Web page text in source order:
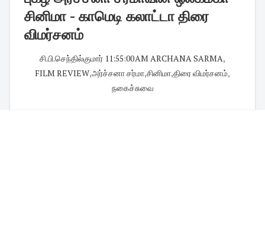
சினிமா - காமெடி கலாட்டா திரை
விமர்சனம்
சி.பி.செந்தில்குமார் 11:55:00 AM ARCHANA SARMA,
FILM REVIEW,அர்ச்சனா சர்மா,சினிமா,திரை விமர்சனம்,
நகைச்சுவை